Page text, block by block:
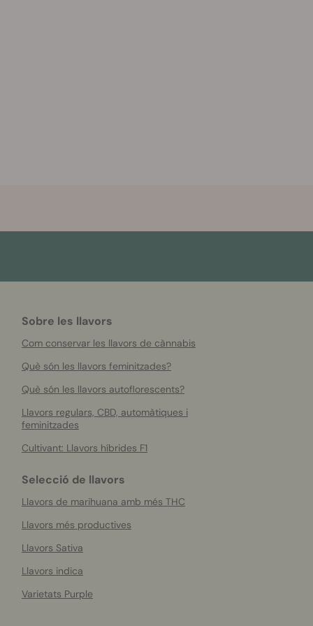
Sobre les llavors
Com conservar les llavors de cànnabis
Què són les llavors feminitzades?
Què són les llavors autoflorescents?
Llavors regulars, CBD, automàtiques i
feminitzades
Cultivant: Llavors híbrides F1
Selecció de llavors
Llavors de marihuana amb més THC
Llavors més productives
Llavors Sativa
Llavors indica
Varietats Purple